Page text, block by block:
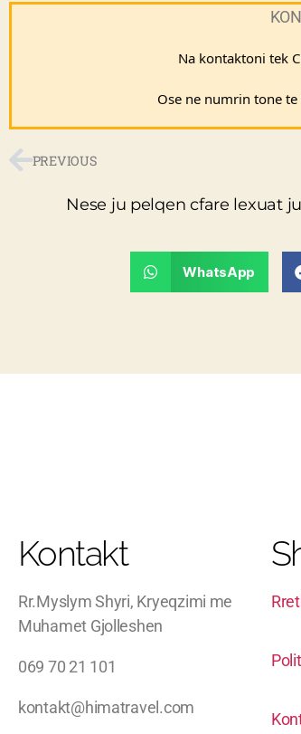
Na kontaktoni tek
Ose ne numrin tone
PREVIOUS
Nese ju pelqen cfare lexuat
WhatsApp
Kontakt
Rr.Myslym Shyri, Kryeqzimi me
Muhamet Gjolleshen
069 70 21 101
kontakt@himatravel.com